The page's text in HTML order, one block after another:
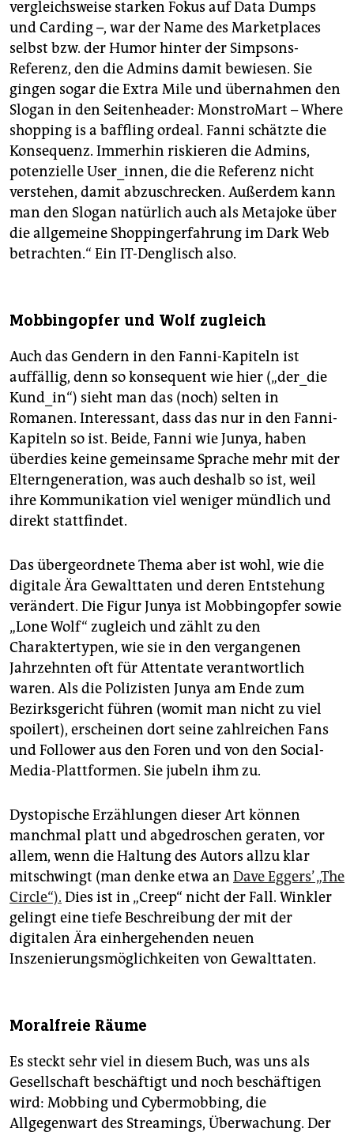
vergleichsweise starken Fokus auf Data Dumps
und Carding –, war der Name des Marketplaces
selbst bzw. der Humor hinter der Simpsons-
Referenz, den die Admins damit bewiesen. Sie
gingen sogar die Extra Mile und übernahmen den
Slogan in den Seitenheader: MonstroMart – Where
shopping is a baffling ordeal. Fanni schätzte die
Konsequenz. Immerhin riskieren die Admins,
potenzielle User_innen, die die Referenz nicht
verstehen, damit abzuschrecken. Außerdem kann
man den Slogan natürlich auch als Metajoke über
die allgemeine Shoppingerfahrung im Dark Web
betrachten.“ Ein IT-Denglisch also.
Mobbingopfer und Wolf zugleich
Auch das Gendern in den Fanni-Kapiteln ist
auffällig, denn so konsequent wie hier („der_die
Kund_in“) sieht man das (noch) selten in
Romanen. Interessant, dass das nur in den Fanni-
Kapiteln so ist. Beide, Fanni wie Junya, haben
überdies keine gemeinsame Sprache mehr mit der
Elterngeneration, was auch deshalb so ist, weil
ihre Kommunikation viel weniger mündlich und
direkt stattfindet.
Das übergeordnete Thema aber ist wohl, wie die
digitale Ära Gewalttaten und deren Entstehung
verändert. Die Figur Junya ist Mobbingopfer sowie
„Lone Wolf“ zugleich und zählt zu den
Charaktertypen, wie sie in den vergangenen
Jahrzehnten oft für Attentate verantwortlich
waren. Als die Polizisten Junya am Ende zum
Bezirksgericht führen (womit man nicht zu viel
spoilert), erscheinen dort seine zahlreichen Fans
und Follower aus den Foren und von den Social-
Media-Plattformen. Sie jubeln ihm zu.
Dystopische Erzählungen dieser Art können
manchmal platt und abgedroschen geraten, vor
allem, wenn die Haltung des Autors allzu klar
mitschwingt (man denke etwa an Dave ­Eggers’ „The
Circle“). Dies ist in „Creep“ nicht der Fall. Winkler
gelingt eine tiefe Beschreibung der mit der
digitalen Ära einhergehenden neuen
Inszenierungsmöglichkeiten von Gewalttaten.
Moralfreie Räume
Es steckt sehr viel in diesem Buch, was uns als
Gesellschaft beschäftigt und noch beschäftigen
wird: Mobbing und Cybermobbing, die
Allgegenwart des Streamings, Überwachung. Der